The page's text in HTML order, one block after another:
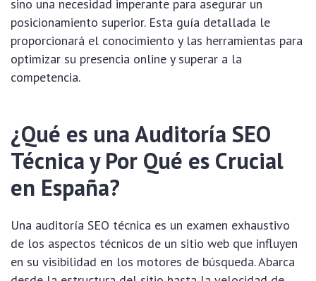
sino una necesidad imperante para asegurar un
posicionamiento superior. Esta guía detallada le
proporcionará el conocimiento y las herramientas para
optimizar su presencia online y superar a la
competencia.
¿Qué es una Auditoría SEO
Técnica y Por Qué es Crucial
en España?
Una auditoría SEO técnica es un examen exhaustivo
de los aspectos técnicos de un sitio web que influyen
en su visibilidad en los motores de búsqueda. Abarca